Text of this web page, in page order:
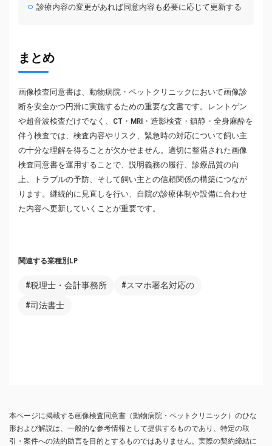
診療内容の変更があれば同意内容も必要に応じて更新する
まとめ
画像検査同意書は、動物病院・ペットクリニックにおいて画像診
断を安全かつ円滑に実施するための重要な文書です。レントゲン
や超音波検査だけでなく、CT・MRI・造影検査・鎮静・全身麻酔を
伴う検査では、検査内容やリスク、緊急時の対応について飼い主
の十分な理解を得ることが欠かせません。適切に整備された画像
検査同意書を運用することで、説明義務の履行、診療品質の向
上、トラブルの予防、そして飼い主との信頼関係の構築につなが
ります。継続的に見直しを行い、自院の診療体制や設備に合わせ
た内容へ更新していくことが重要です。
関連する業種別LP
#税理士・会計事務所 #スマホ署名対応の
#司法書士
本ページに掲載する画像検査同意書（動物病院・ペットクリニック）のひな
形および解説は、一般的な参考情報として提供するものであり、特定の取
引・案件への法的助言を目的とするものではありません。実際の契約締結に